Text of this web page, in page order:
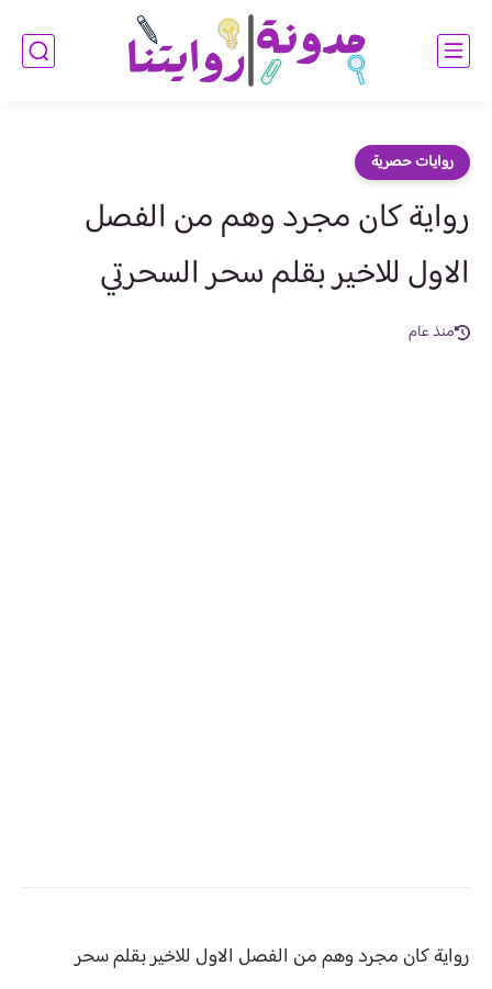
روايات حصرية
رواية كان مجرد وهم من الفصل
الاول للاخير بقلم سحر السحرتي
منذ عام
رواية كان مجرد وهم من الفصل الاول للاخير بقلم سحر